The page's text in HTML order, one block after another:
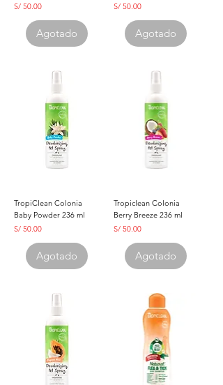
Precio
S/ 50.00
Agotado
Precio
S/ 50.00
Agotado
TropiClean Colonia
Baby Powder 236 ml
Precio
S/ 50.00
Agotado
Tropiclean Colonia
Berry Breeze 236 ml
Precio
S/ 50.00
Agotado